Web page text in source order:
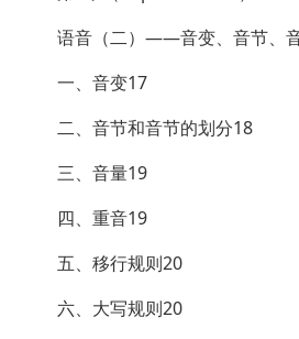
语音（二）——音变、音节、
一、音变17
二、音节和音节的划分18
三、音量19
四、重音19
五、移行规则20
六、大写规则20